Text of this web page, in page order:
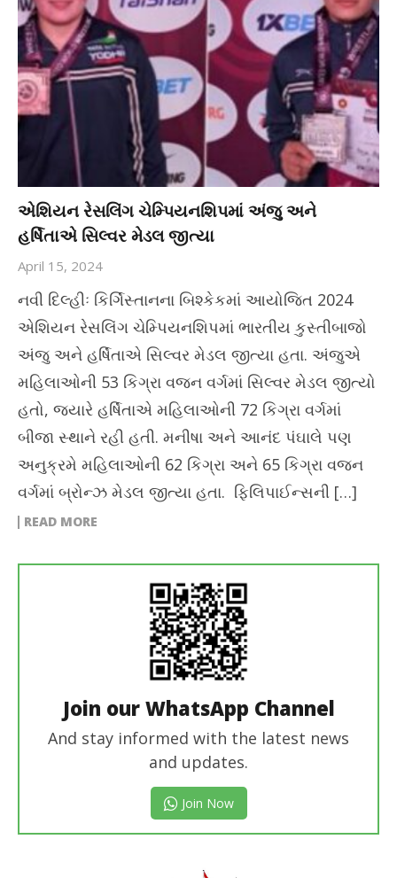
એશિયન રેસલિંગ ચેમ્પિયનશિપમાં અંજુ અને
હર્ષિતાએ સિલ્વર મેડલ જીત્યા
April 15, 2024
નવી દિલ્હીઃ કિર્ગિસ્તાનના બિશ્કેકમાં આયોજિત 2024
એશિયન રેસલિંગ ચેમ્પિયનશિપમાં ભારતીય કુસ્તીબાજો
અંજુ અને હર્ષિતાએ સિલ્વર મેડલ જીત્યા હતા. અંજુએ
મહિલાઓની 53 કિગ્રા વજન વર્ગમાં સિલ્વર મેડલ જીત્યો
હતો, જ્યારે હર્ષિતાએ મહિલાઓની 72 કિગ્રા વર્ગમાં
બીજા સ્થાને રહી હતી. મનીષા અને આનંદ પંઘાલે પણ
અનુક્રમે મહિલાઓની 62 કિગ્રા અને 65 કિગ્રા વજન
વર્ગમાં બ્રોન્ઝ મેડલ જીત્યા હતા. ફિલિપાઈન્સની […]
READ MORE
Join our WhatsApp Channel
And stay informed with the latest news
and updates.
Join Now